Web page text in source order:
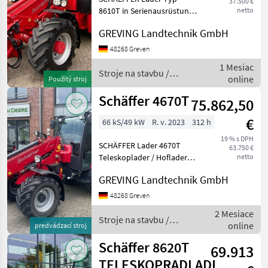
Použitý stroj
netto
8610T in Serienausrüstung
Baujahr 2016 -
hydrostatischer
Fahrantrieb 35 km/h -
Kabine mit Radio und
GREVING Landtechnik GmbH
48268 Greven
Stroje na stavbu /
Schäffer
1 Mesiac
online
predvádzací stroj
Schäffer 4670T75.862,50
€
19 % s DPH
63.750 €
netto
66 kS/49 kW R. v. 2023 312 h
SCHÄFFER Lader 4670T
Teleskoplader / Hoflader
Motor V2403-CR-T 66 PS in
Serienausrüstung Serien -
Nr.: 3469C028, Baujahr 2023
- druckloser
GREVING Landtechnik GmbH
48268 Greven
Stroje na stavbu /
Schäffer
2 Mesiace
online
Schäffer 8620T
69.913